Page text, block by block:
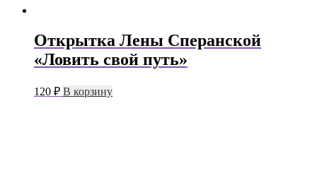
Открытка Лены Сперанской
«Ловить свой путь»
120 ₽ В корзину